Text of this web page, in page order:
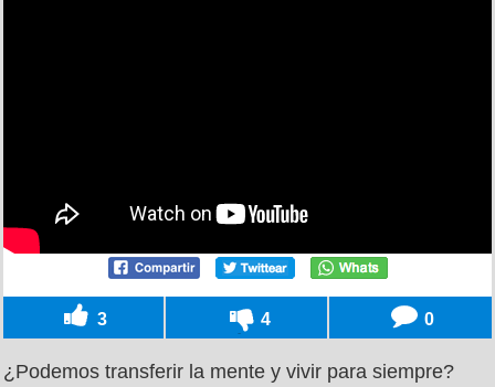
3 4 0
¿Podemos transferir la mente y vivir para siempre?